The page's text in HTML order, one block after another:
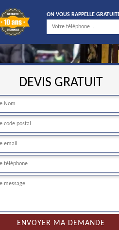
ON VOUS RAPPELLE
DEVIS GRATUIT